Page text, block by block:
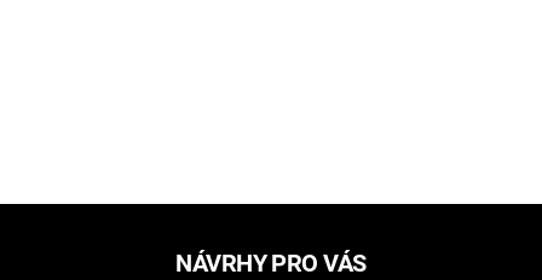
NÁVRHY PRO VÁS